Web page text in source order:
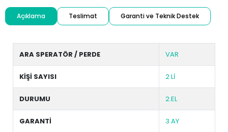
Açıklama Teslimat Garanti ve Teknik Destek
ARA SPERATÖR / PERDE VAR
KİŞİ SAYISI 2 Lİ
DURUMU 2.EL
GARANTİ 3 AY